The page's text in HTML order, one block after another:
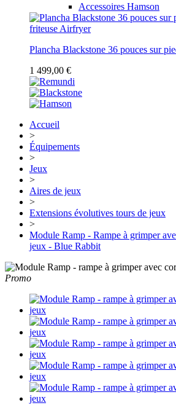
Accessoires Hamson
Plancha Blackstone 36 pouces sur
1 499,00 €
Accueil
>
Équipements
>
Jeux
>
Aires de jeux
>
Extensions évolutives tours de jeux
>
Module Ramp - Rampe à grimper
jeux - Blue Rabbit
Promo